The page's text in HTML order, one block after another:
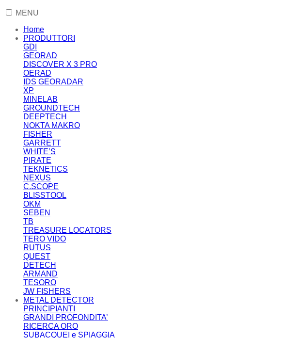
MENU
Home
PRODUTTORI
GDI
GEORAD
DISCOVER X 3 PRO
OERAD
IDS GEORADAR
XP
MINELAB
GROUNDTECH
DEEPTECH
NOKTA MAKRO
FISHER
GARRETT
WHITE’S
PIRATE
TEKNETICS
NEXUS
C.SCOPE
BLISSTOOL
OKM
SEBEN
TB
TREASURE LOCATORS
TERO VIDO
RUTUS
QUEST
DETECH
ARMAND
TESORO
JW FISHERS
METAL DETECTOR
PRINCIPIANTI
GRANDI PROFONDITA’
RICERCA ORO
SUBACQUEI e SPIAGGIA